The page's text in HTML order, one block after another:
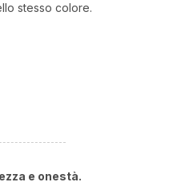
stesso colore.
e onestà.